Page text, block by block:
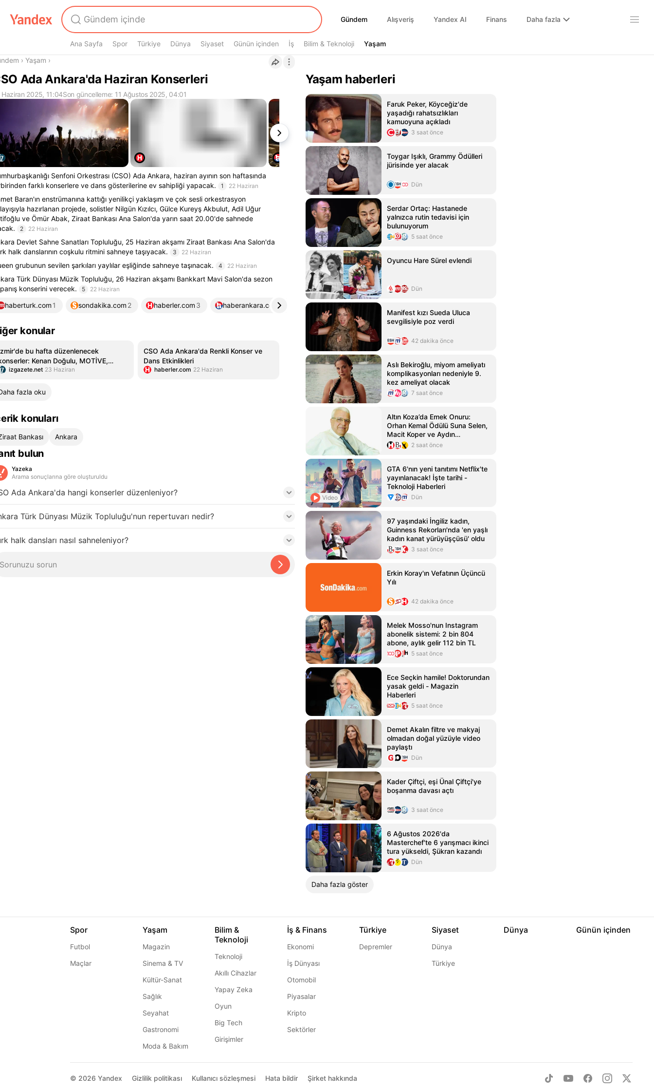
Gündem
Gündem Alışveriş Yandex AI Finans Daha fazla
Ana Sayfa Spor Türkiye Dünya Siyaset Günün içinden İş Bilim & Teknoloji Yaşam
Yaşam
› Yaşam ›
Ada Ankara'da Haziran Konserleri
Haziran 2025, 11:04Son güncelleme: 11 Ağustos 2025, 04:01
Senfoni Orkestrası (CSO) Ada Ankara, haziran ayının son haftasında
farklı konserlere ve dans gösterilerine ev sahipliği yapacak.
1 22 Haziran
Baran'ın enstrümanına kattığı yenilikçi yaklaşım ve çok sesli orkestrasyon
hazırlanan projede, solistler Nilgün Kızılcı, Gülce Kureyş Akbulut, Adil Uğur
ve Ömür Abak, Ziraat Bankası Ana Salon'da yarın saat 20.00'de sahnede
2 22 Haziran
Devlet Sahne Sanatları Topluluğu, 25 Haziran akşamı Ziraat Bankası Ana Salon'da
halk danslarının coşkulu ritmini sahneye taşıyacak.
3 22 Haziran
grubunun sevilen şarkıları yaylılar eşliğinde sahneye taşınacak. 4 22 Haziran
Türk Dünyası Müzik Topluluğu, 26 Haziran akşamı Bankkart Mavi Salon'da sezon
konserini verecek.
5 22 Haziran
haberturk.com 1 sondakika.com 2 haberler.com 3 haberankara.com4 haberturk.com5
konular
bu hafta düzenlenecek
Kenan Doğulu, MOTİVE,
ve daha fazlası...
izgazete.net 23 Haziran
CSO Ada Ankara'da Renkli Konser ve
Dans Etkinlikleri
haberler.com 22 Haziran
fazla oku
konuları
Bankası Ankara
bulun
Yazeka
Arama sonuçlarına göre oluşturuldu
Ada Ankara'da hangi konserler düzenleniyor?
Türk Dünyası Müzik Topluluğu'nun repertuvarı nedir?
halk dansları nasıl sahneleniyor?
Yaşam haberleri
Faruk Peker, Köyceğiz'de
yaşadığı rahatsızlıkları
kamuoyuna açıkladı
3 saat önce
Toygar Işıklı, Grammy Ödülleri
jürisinde yer alacak
Dün
Serdar Ortaç: Hastanede
yalnızca rutin tedavisi için
bulunuyorum
5 saat önce
Oyuncu Hare Sürel evlendi
Dün
Manifest kızı Sueda Uluca
sevgilisiyle poz verdi
42 dakika önce
Aslı Bekiroğlu, miyom ameliyatı
komplikasyonları nedeniyle 9.
kez ameliyat olacak
7 saat önce
Altın Koza’da Emek Onuru:
Orhan Kemal Ödülü Suna Selen,
Macit Koper ve Aydın
Sayman’a…2 saat önce
Video
GTA 6'nın yeni tanıtımı Netflix'te
yayınlanacak! İşte tarihi -
Teknoloji Haberleri
Dün
97 yaşındaki İngiliz kadın,
Guinness Rekorları'nda 'en yaşlı
kadın kanat yürüyüşçüsü' oldu
3 saat önce
Erkin Koray'ın Vefatının Üçüncü
Yılı
42 dakika önce
Melek Mosso'nun Instagram
abonelik sistemi: 2 bin 804
abone, aylık gelir 112 bin TL
5 saat önce
Ece Seçkin hamile! Doktorundan
yasak geldi - Magazin
Haberleri
5 saat önce
Demet Akalın filtre ve makyaj
olmadan doğal yüzüyle video
paylaştı
Dün
Kader Çiftçi, eşi Ünal Çiftçi'ye
boşanma davası açtı
3 saat önce
6 Ağustos 2026'da
Masterchef'te 6 yarışmacı ikinci
tura yükseldi, Şükran kazandı
Dün
Daha fazla göster
Spor
Futbol
Maçlar
Yaşam
Magazin
Sinema & TV
Kültür-Sanat
Sağlık
Seyahat
Gastronomi
Moda & Bakım
Bilim &
Teknoloji
Teknoloji
Akıllı Cihazlar
Yapay Zeka
Oyun
Big Tech
Girişimler
İş & Finans
Ekonomi
İş Dünyası
Otomobil
Piyasalar
Kripto
Sektörler
Türkiye
Depremler
Siyaset
Dünya
Türkiye
Dünya Günün içinden
© 2026 Yandex Gizlilik politikası Kullanıcı sözleşmesi Hata bildir Şirket hakkında